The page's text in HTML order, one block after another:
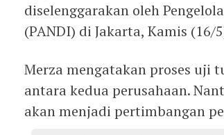
diselenggarakan oleh
(PANDI) di Jakarta, Kamis (16/
Merza mengatakan proses uji
antara kedua perusahaan.
akan menjadi pertimbangan